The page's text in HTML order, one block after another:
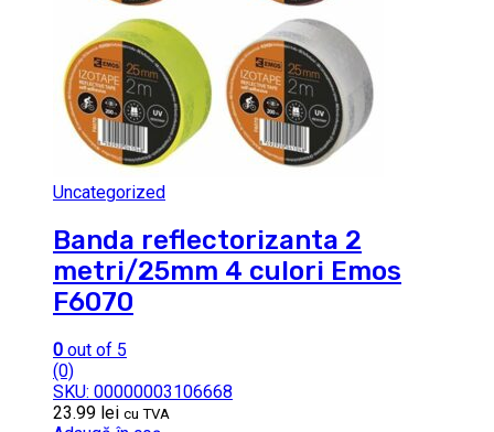
Uncategorized
Banda reflectorizanta 2
metri/25mm 4 culori Emos
F6070
0 out of 5
(0)
SKU: 00000003106668
23.99 lei cu TVA